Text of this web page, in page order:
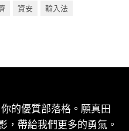
資安 輸入法
的優質部落格。願真田
，帶給我們更多的勇氣。